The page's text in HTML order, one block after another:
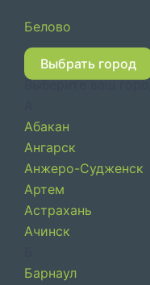
содержимому
Белово
Выбрать город
Выберите ваш город
Абакан
Ангарск
Анжеро-Судженск
Артем
Астрахань
Ачинск
Барнаул